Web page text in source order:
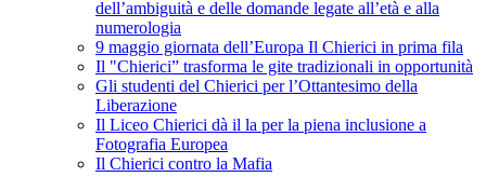
dell’ambiguità e delle domande legate all’età e alla
numerologia
9 maggio giornata dell’Europa Il Chierici in prima fila
Il "Chierici” trasforma le gite tradizionali in opportunità
Gli studenti del Chierici per l’Ottantesimo della
Liberazione
Il Liceo Chierici dà il la per la piena inclusione a
Fotografia Europea
Il Chierici contro la Mafia